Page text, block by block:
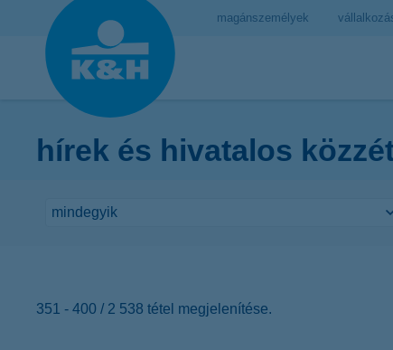
magánszemélyek
hírek és hivatalos
351 - 400 / 2 538 tétel megjelenítése.